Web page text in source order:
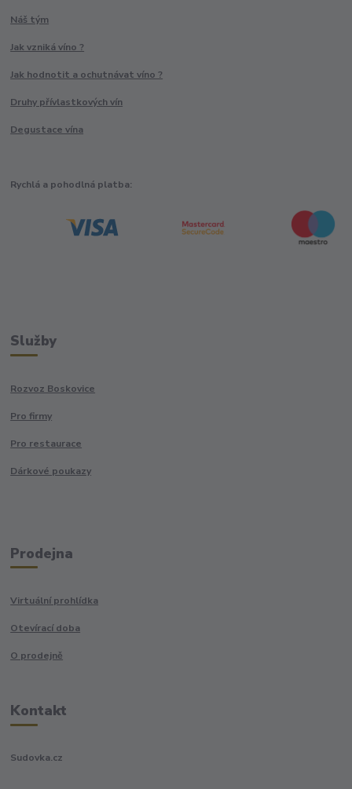
Náš tým
Jak vzniká víno ?
Jak hodnotit a ochutnávat víno ?
Druhy přívlastkových vín
Degustace vína
Rychlá a pohodlná platba:
Služby
Rozvoz Boskovice
Pro firmy
Pro restaurace
Dárkové poukazy
Prodejna
Virtuální prohlídka
Otevírací doba
O prodejně
Kontakt
Sudovka.cz